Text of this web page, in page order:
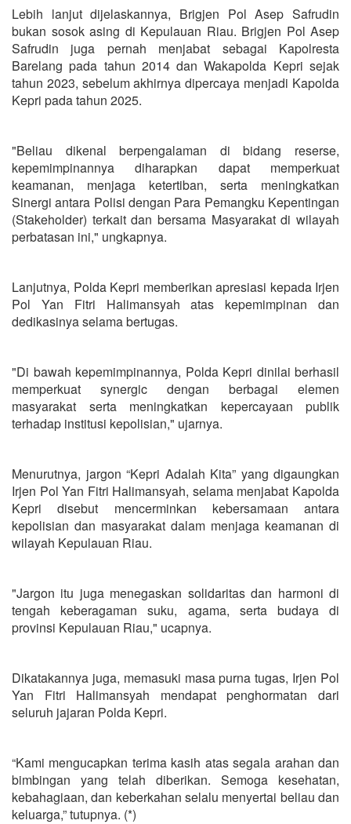
Lebih lanjut dijelaskannya, Brigjen Pol Asep Safrudin
bukan sosok asing di Kepulauan Riau. Brigjen Pol Asep
Safrudin juga pernah menjabat sebagai Kapolresta
Barelang pada tahun 2014 dan Wakapolda Kepri sejak
tahun 2023, sebelum akhirnya dipercaya menjadi Kapolda
Kepri pada tahun 2025.
"Beliau dikenal berpengalaman di bidang reserse,
kepemimpinannya diharapkan dapat memperkuat
keamanan, menjaga ketertiban, serta meningkatkan
Sinergi antara Polisi dengan Para Pemangku Kepentingan
(Stakeholder) terkait dan bersama Masyarakat di wilayah
perbatasan ini," ungkapnya.
Lanjutnya, Polda Kepri memberikan apresiasi kepada Irjen
Pol Yan Fitri Halimansyah atas kepemimpinan dan
dedikasinya selama bertugas.
"Di bawah kepemimpinannya, Polda Kepri dinilai berhasil
memperkuat synergic dengan berbagai elemen
masyarakat serta meningkatkan kepercayaan publik
terhadap institusi kepolisian," ujarnya.
Menurutnya, jargon “Kepri Adalah Kita” yang digaungkan
Irjen Pol Yan Fitri Halimansyah, selama menjabat Kapolda
Kepri disebut mencerminkan kebersamaan antara
kepolisian dan masyarakat dalam menjaga keamanan di
wilayah Kepulauan Riau.
"Jargon itu juga menegaskan solidaritas dan harmoni di
tengah keberagaman suku, agama, serta budaya di
provinsi Kepulauan Riau," ucapnya.
Dikatakannya juga, memasuki masa purna tugas, Irjen Pol
Yan Fitri Halimansyah mendapat penghormatan dari
seluruh jajaran Polda Kepri.
“Kami mengucapkan terima kasih atas segala arahan dan
bimbingan yang telah diberikan. Semoga kesehatan,
kebahagiaan, dan keberkahan selalu menyertai beliau dan
keluarga,” tutupnya. (*)